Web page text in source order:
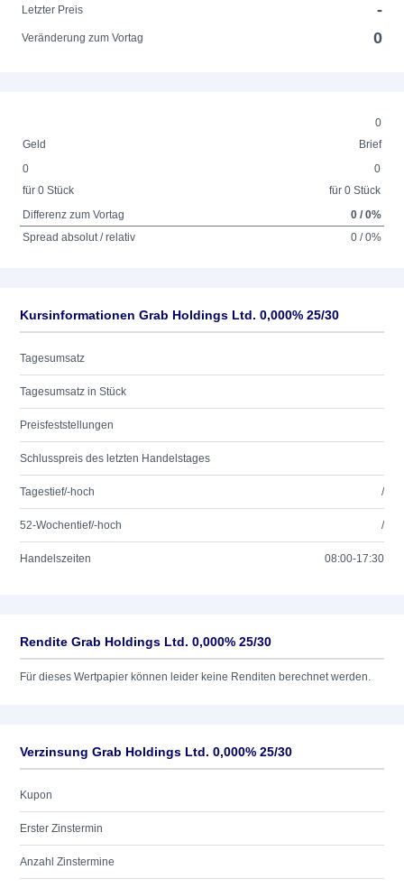
Letzter Preis
-
Veränderung zum Vortag 0
0
Geld
Brief
0
für 0 Stück
0
für 0 Stück
Differenz zum Vortag
0 / 0%
Spread absolut / relativ
0 / 0%
Kursinformationen Grab Holdings Ltd. 0,000% 25/30
Tagesumsatz
Tagesumsatz in Stück
Preisfeststellungen
Schlusspreis des letzten Handelstages
Tagestief/-hoch /
52-Wochentief/-hoch /
Handelszeiten 08:00-17:30
Rendite Grab Holdings Ltd. 0,000% 25/30
Für dieses Wertpapier können leider keine Renditen berechnet werden.
Verzinsung Grab Holdings Ltd. 0,000% 25/30
Kupon
Erster Zinstermin
Anzahl Zinstermine